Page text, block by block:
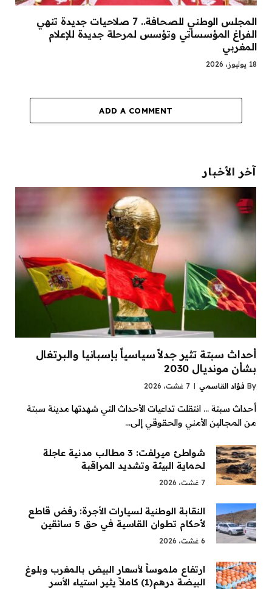
المجلس الوطني للصحافة.. 7 صلاحيات جديدة تنهي
الفراغ المؤسساتي وتؤسس لمرحلة جديدة للإعلام
المغربي
18 يوليوز، 2026
ADD A COMMENT
آخر الأخبار
أحداث سبتة تثير جدلاً سياسياً بإسبانيا والبرتغال
بشأن مونديال 2030
By فؤاد القاسمي 7 غشت، 2026
أحداث سبتة … انتقلت تداعيات الأحداث التي شهدتها مدينة سبتة
من المجالين الأمني والحقوقي إلى…
شواطئ ميرلفت: 3 مطالب مدنية عاجلة
لحماية البيئة وتشديد المراقبة
7 غشت، 2026
النقابة الوطنية لسيارات الأجرة: رفض قاطع
لأحكام تطوان القاسية في حق 5 سائقين
6 غشت، 2026
ارتفاع ملموساً لأسعار البيض بالمغرب وبلوغ
البيضة درهم(1) كاملاً يثير استياء الأسر